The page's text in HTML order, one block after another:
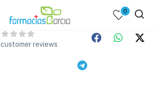
0
customer reviews